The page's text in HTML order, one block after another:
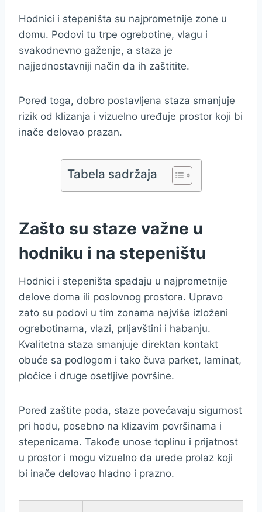
Hodnici i stepeništa su najprometnije zone u
domu. Podovi tu trpe ogrebotine, vlagu i
svakodnevno gaženje, a staza je
najjednostavniji način da ih zaštitite.
Pored toga, dobro postavljena staza smanjuje
rizik od klizanja i vizuelno uređuje prostor koji bi
inače delovao prazan.
Tabela sadržaja
Zašto su staze važne u
hodniku i na stepeništu
Hodnici i stepeništa spadaju u najprometnije
delove doma ili poslovnog prostora. Upravo
zato su podovi u tim zonama najviše izloženi
ogrebotinama, vlazi, prljavštini i habanju.
Kvalitetna staza smanjuje direktan kontakt
obuće sa podlogom i tako čuva parket, laminat,
pločice i druge osetljive površine.
Pored zaštite poda, staze povećavaju sigurnost
pri hodu, posebno na klizavim površinama i
stepenicama. Takođe unose toplinu i prijatnost
u prostor i mogu vizuelno da urede prolaz koji
bi inače delovao hladno i prazno.